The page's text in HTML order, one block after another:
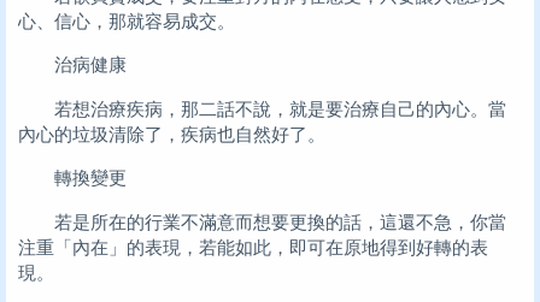
心、信心，那就容易成交。
治病健康
若想治療疾病，那二話不說，就是要治療自己的內心。當
內心的垃圾清除了，疾病也自然好了。
轉換變更
若是所在的行業不滿意而想要更換的話，這還不急，你當
注重「內在」的表現，若能如此，即可在原地得到好轉的表
現。